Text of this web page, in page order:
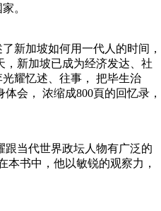
。
新加坡如何用一代人的时间，
，新加坡已成为经济发达、社
耀忆述、往事， 把毕生治
会， 浓缩成800頁的回忆录，
跟当代世界政坛人物有广泛的
本书中，他以敏锐的观察力，